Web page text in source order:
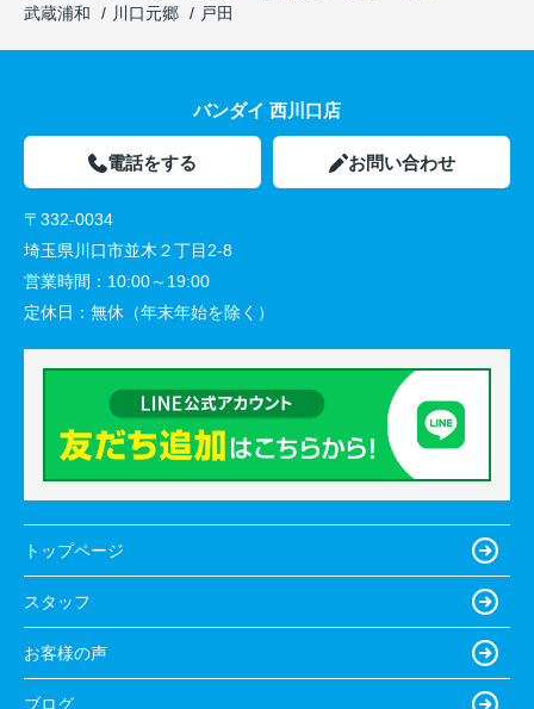
武蔵浦和
川口元郷 戸田
バンダイ 西川口店
電話をする お問い合わせ
〒332-0034
埼玉県川口市並木２丁目2-8
営業時間： 10:00～19:00
定休日： 無休（年末年始を除く）
トップページ
スタッフ
お客様の声
ブログ